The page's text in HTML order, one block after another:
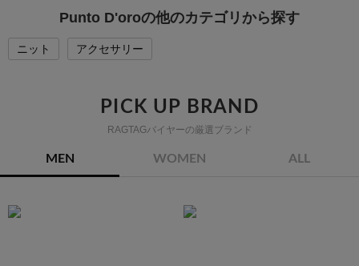
Punto D'oroの他のカテゴリから探す
ニット アクセサリー
PICK UP BRAND
RAGTAGバイヤーの厳選ブランド
MEN WOMEN ALL